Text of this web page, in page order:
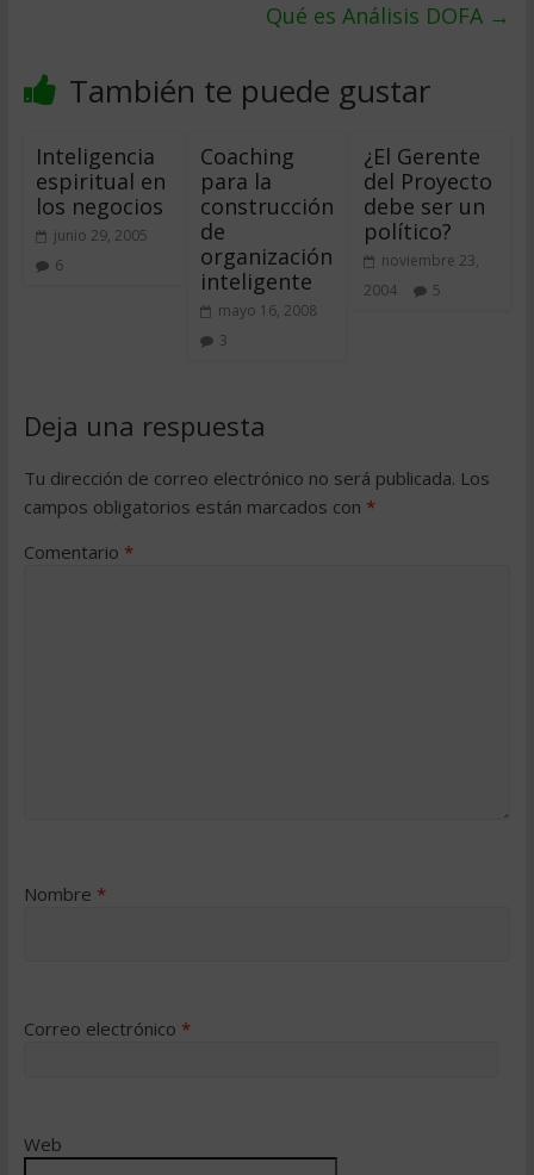
Qué es Análisis DOFA →
También te puede gustar
Inteligencia
espiritual en
los negocios
junio 29, 2005
6
Coaching
para la
construcción
de
organización
inteligente
mayo 16, 2008
3
¿El Gerente
del Proyecto
debe ser un
político?
noviembre 23,
2004
5
Deja una respuesta
Tu dirección de correo electrónico no será publicada. Los
campos obligatorios están marcados con *
Comentario *
Nombre *
Correo electrónico *
Web